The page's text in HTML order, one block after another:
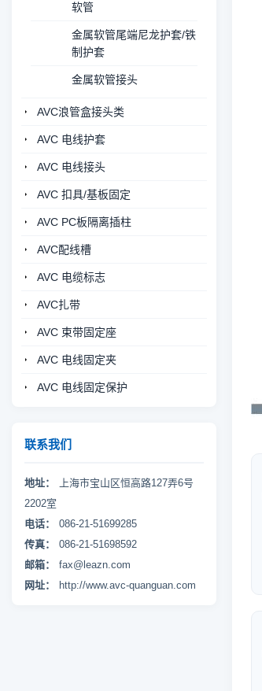
软管
金属软管尾端尼龙护套/铁
制护套
金属软管接头
AVC浪管盒接头类
AVC 电线护套
AVC 电线接头
AVC 扣具/基板固定
AVC PC板隔离插柱
AVC配线槽
AVC 电缆标志
AVC扎带
AVC 束带固定座
AVC 电线固定夹
AVC 电线固定保护
联系我们
地址：
上海市宝山区恒高路127弄6号
2202室
电话：
086-21-51699285
传真：
086-21-51698592
邮箱：
fax@leazn.com
网址：
http://www.avc-quanguan.com